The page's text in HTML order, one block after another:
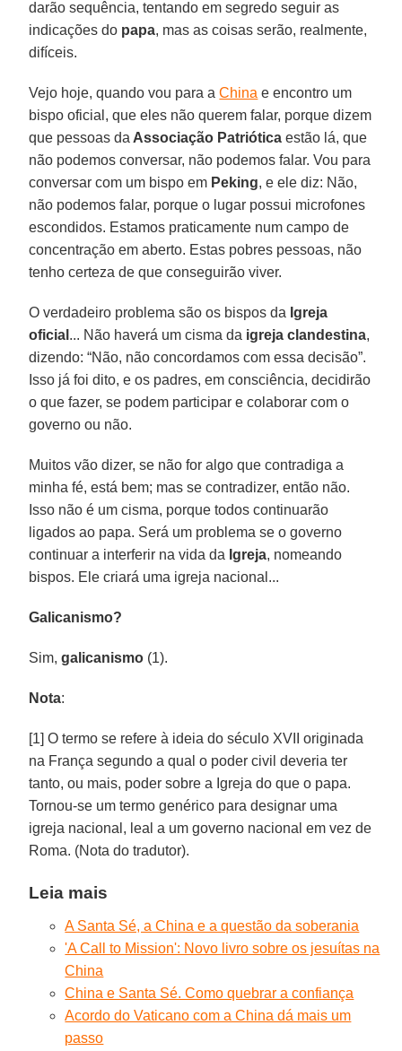
darão sequência, tentando em segredo seguir as
indicações do papa, mas as coisas serão, realmente,
difíceis.
Vejo hoje, quando vou para aChina e encontro um
bispo oficial, que eles não querem falar, porque dizem
que pessoas da Associação Patriótica estão lá, que
não podemos conversar, não podemos falar. Vou para
conversar com um bispo em Peking, e ele diz: Não,
não podemos falar, porque o lugar possui microfones
escondidos. Estamos praticamente num campo de
concentração em aberto. Estas pobres pessoas, não
tenho certeza de que conseguirão viver.
O verdadeiro problema são os bispos da Igreja
oficial ... Não haverá um cisma da igreja clandestina,
dizendo: “Não, não concordamos com essa decisão”.
Isso já foi dito, e os padres, em consciência, decidirão
o que fazer, se podem participar e colaborar com o
governo ou não.
Muitos vão dizer, se não for algo que contradiga a
minha fé, está bem; mas se contradizer, então não.
Isso não é um cisma, porque todos continuarão
ligados ao papa. Será um problema se o governo
continuar a interferir na vida da Igreja, nomeando
bispos. Ele criará uma igreja nacional...
Galicanismo?
Sim,galicanismo (1).
Nota:
[1] O termo se refere à ideia do século XVII originada
na França segundo a qual o poder civil deveria ter
tanto, ou mais, poder sobre a Igreja do que o papa.
Tornou-se um termo genérico para designar uma
igreja nacional, leal a um governo nacional em vez de
Roma. (Nota do tradutor).
Leia mais
A Santa Sé, a China e a questão da soberania
'A Call to Mission': Novo livro sobre os jesuítas na
China
China e Santa Sé. Como quebrar a confiança
Acordo do Vaticano com a China dá mais um
passo